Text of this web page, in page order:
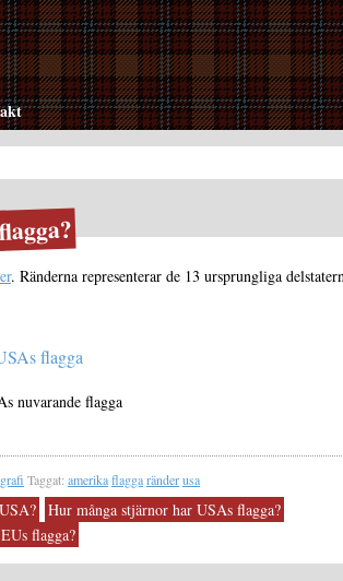
. Ränderna representerar de 13 ursprungliga
nuvarande flagga
Taggat: amerikaflaggaränderusa
Hur många stjärnor har USAs flagga?
flagga?